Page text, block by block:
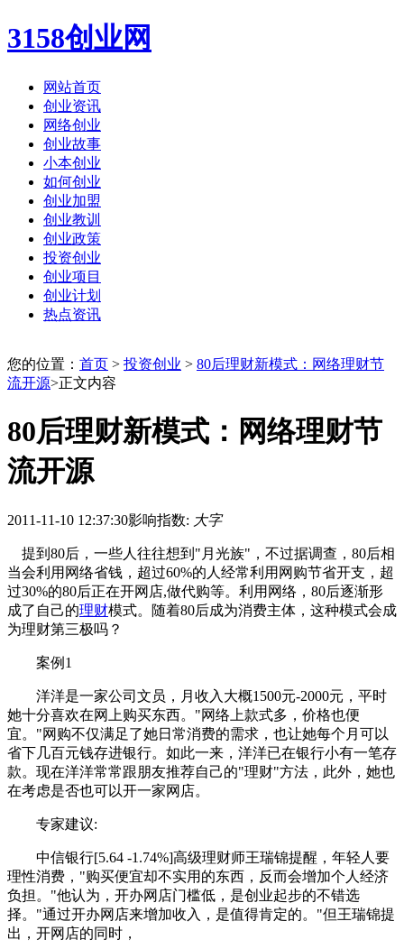
3158创业网
网站首页
创业资讯
网络创业
创业故事
小本创业
如何创业
创业加盟
创业教训
创业政策
投资创业
创业项目
创业计划
热点资讯
您的位置： 首页 > 投资创业 > 80后理财新模式：网络理财节
流开源>正文内容
80后理财新模式：网络理财节
流开源
2011-11-10 12:37:30影响指数: 大字
提到80后，一些人往往想到"月光族"，不过据调查，80后相
当会利用网络省钱，超过60%的人经常利用网购节省开支，超
过30%的80后正在开网店,做代购等。利用网络，80后逐渐形
成了自己的理财模式。随着80后成为消费主体，这种模式会成
为理财第三极吗？
案例1
洋洋是一家公司文员，月收入大概1500元-2000元，平时
她十分喜欢在网上购买东西。"网络上款式多，价格也便
宜。"网购不仅满足了她日常消费的需求，也让她每个月可以
省下几百元钱存进银行。如此一来，洋洋已在银行小有一笔存
款。现在洋洋常常跟朋友推荐自己的"理财"方法，此外，她也
在考虑是否也可以开一家网店。
专家建议:
中信银行[5.64 -1.74%]高级理财师王瑞锦提醒，年轻人要
理性消费，"购买便宜却不实用的东西，反而会增加个人经济
负担。"他认为，开办网店门槛低，是创业起步的不错选
择。"通过开办网店来增加收入，是值得肯定的。"但王瑞锦提
出，开网店的同时，